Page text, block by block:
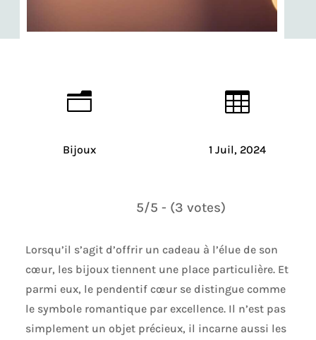
n
Bijoux

1 Juil, 2024
5/5 - (3 votes)
Lorsqu’il s’agit d’offrir un cadeau à l’élue de son
cœur, les bijoux tiennent une place particulière. Et
parmi eux, le pendentif cœur se distingue comme
le symbole romantique par excellence. Il n’est pas
simplement un objet précieux, il incarne aussi les